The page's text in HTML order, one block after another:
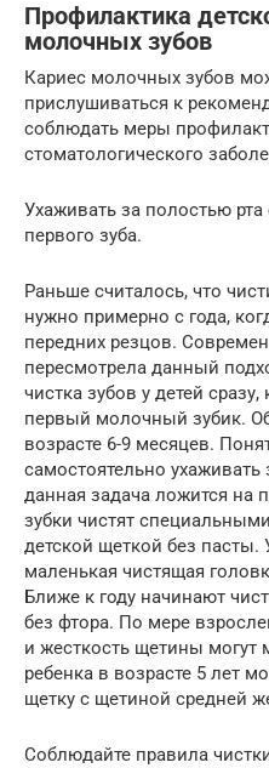
Профилактика
молочных зубов
Кариес молочных зубов
прислушиваться к
соблюдать меры
стоматологического
Ухаживать за полостью
первого зуба.
Раньше считалось, что
нужно примерно с года,
передних резцов.
пересмотрела данный
чистка зубов у детей
первый молочный зубик.
возрасте 6-9 месяцев.
самостоятельно
данная задача ложится на
зубки чистят
детской щеткой без
маленькая чистящая
Ближе к году начинают
без фтора. По мере
и жесткость щетины могут
ребенка в возрасте 5 лет
щетку с щетиной средней
Соблюдайте правила